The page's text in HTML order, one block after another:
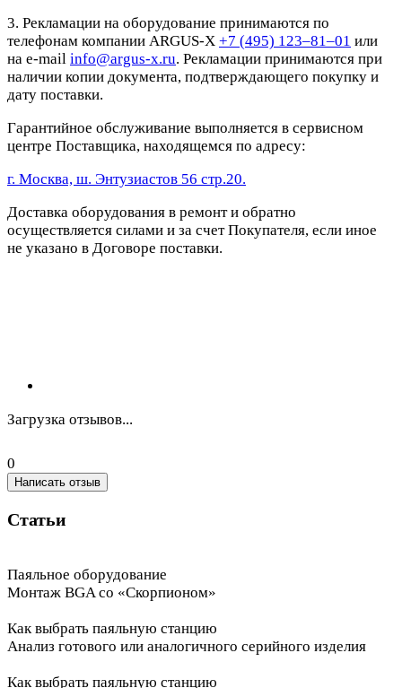
3. Рекламации на оборудование принимаются по
телефонам компании ARGUS-X +7 (495) 123–81–01 или
на e-mail info@argus-x.ru. Рекламации принимаются при
наличии копии документа, подтверждающего покупку и
дату поставки.
Гарантийное обслуживание выполняется в сервисном
центре Поставщика, находящемся по адресу:
г. Москва, ш. Энтузиастов 56 стр.20.
Доставка оборудования в ремонт и обратно
осуществляется силами и за счет Покупателя, если иное
не указано в Договоре поставки.
Загрузка отзывов...
0
Написать отзыв
Статьи
Паяльное оборудование
Монтаж BGA со «Скорпионом»
Как выбрать паяльную станцию
Анализ готового или аналогичного серийного изделия
Как выбрать паяльную станцию